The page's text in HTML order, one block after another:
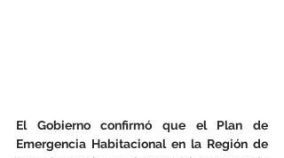
El Gobierno confirmó que el Plan de
Emergencia Habitacional en la Región de